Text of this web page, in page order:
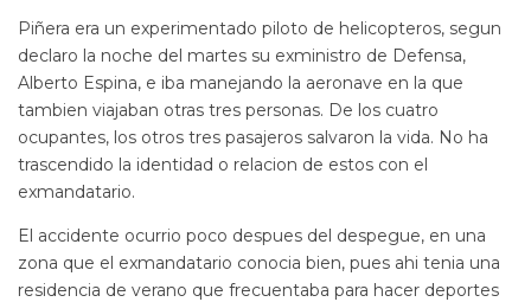
Piñera era un experimentado piloto de helicopteros, segun
declaro la noche del martes su exministro de Defensa,
Alberto Espina, e iba manejando la aeronave en la que
tambien viajaban otras tres personas. De los cuatro
ocupantes, los otros tres pasajeros salvaron la vida. No ha
trascendido la identidad o relacion de estos con el
exmandatario.
El accidente ocurrio poco despues del despegue, en una
zona que el exmandatario conocia bien, pues ahi tenia una
residencia de verano que frecuentaba para hacer deportes